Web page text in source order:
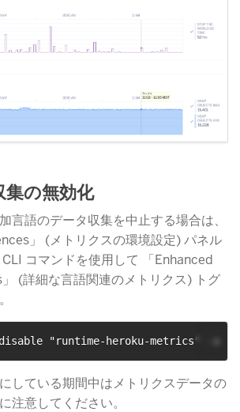
の無効化
言語のデータ収集を中止する場合は、
」 (メトリクスの環境設定) パネル
コマンドを使用して 「Enhanced
(詳細な言語関連のメトリクス) トグ
"runtime-heroku-metrics" -a
している期間中はメトリクスデータの
注意してください。